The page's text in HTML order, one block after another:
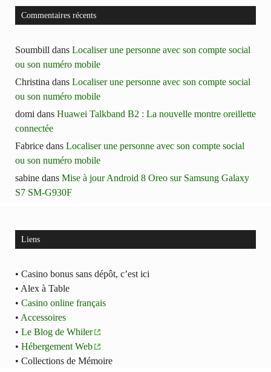
Commentaires récents
Soumbill dans Localiser une personne avec son compte social
ou son numéro mobile
Christina dans Localiser une personne avec son compte social
ou son numéro mobile
domi dans Huawei Talkband B2 : La nouvelle montre oreillette
connectée
Fabrice dans Localiser une personne avec son compte social
ou son numéro mobile
sabine dans Mise à jour Android 8 Oreo sur Samsung Galaxy
S7 SM-G930F
Liens
• Casino bonus sans dépôt, c’est ici
• Alex à Table
• Casino online français
• Accessoires
• Le Blog de Whiler
• Hébergement Web
• Collections de Mémoire